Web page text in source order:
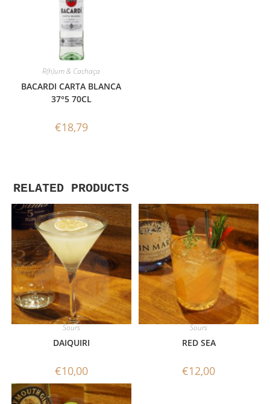
R(h)um & Cachaça
BACARDI CARTA BLANCA
37°5 70CL
€18,79
RELATED PRODUCTS
Sours
DAIQUIRI
€10,00
Sours
RED SEA
€12,00